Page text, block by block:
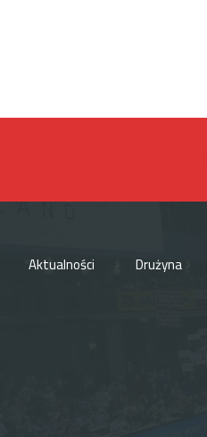
Aktualności Drużyna